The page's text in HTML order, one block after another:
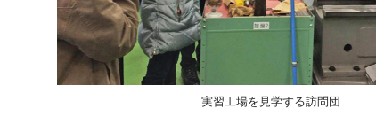
実習工場を見学する訪問団